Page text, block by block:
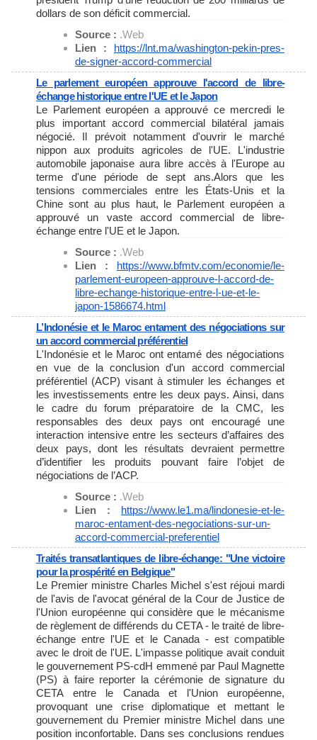
dollars de son déficit commercial.
Source : .Web
Lien : https://lnt.ma/washington-pekin-pres-
de-signer-accord-commercial
Le parlement européen approuve l'accord de libre-
échange historique entre l'UE et le Japon
Le Parlement européen a approuvé ce mercredi le
plus important accord commercial bilatéral jamais
négocié. Il prévoit notamment d'ouvrir le marché
nippon aux produits agricoles de l'UE. L'industrie
automobile japonaise aura libre accès à l'Europe au
terme d'une période de sept ans.Alors que les
tensions commerciales entre les États-Unis et la
Chine sont au plus haut, le Parlement européen a
approuvé un vaste accord commercial de libre-
échange entre l'UE et le Japon.
Source : .Web
Lien : https://www.bfmtv.com/economie/le-
parlement-europeen-approuve-l-accord-de-
libre-echange-historique-entre-l-ue-et-le-
japon-1586674.html
L’Indonésie et le Maroc entament des négociations sur
un accord commercial préférentiel
L'Indonésie et le Maroc ont entamé des négociations
en vue de la conclusion d'un accord commercial
préférentiel (ACP) visant à stimuler les échanges et
les investissements entre les deux pays. Ainsi, dans
le cadre du forum préparatoire de la CMC, les
responsables des deux pays ont encouragé une
interaction intensive entre les secteurs d’affaires des
deux pays, dont les résultats devraient permettre
d’identifier les produits pouvant faire l’objet de
négociations de l’ACP.
Source : .Web
Lien : https://www.le1.ma/lindonesie-et-le-
maroc-entament-des-negociations-sur-un-
accord-commercial-preferentiel
Traités transatlantiques de libre-échange: "Une victoire
pour la prospérité en Belgique"
Le Premier ministre Charles Michel s'est réjoui mardi
de l'avis de l'avocat général de la Cour de Justice de
l'Union européenne qui considère que le mécanisme
de règlement de différends du CETA - le traité de libre-
échange entre l'UE et le Canada - est compatible
avec le droit de l'UE. L'impasse politique avait conduit
le gouvernement PS-cdH emmené par Paul Magnette
(PS) à faire reporter la cérémonie de signature du
CETA entre le Canada et l'Union européenne,
provoquant une crise diplomatique et mettant le
gouvernement du Premier ministre Michel dans une
position inconfortable. Dans ses conclusions rendues